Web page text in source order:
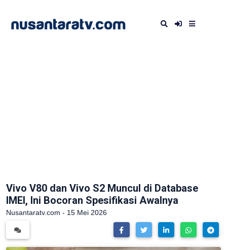
Vivo V80 dan Vivo S2 Muncul di Database
IMEI, Ini Bocoran Spesifikasi Awalnya
Nusantaratv.com - 15 Mei 2026